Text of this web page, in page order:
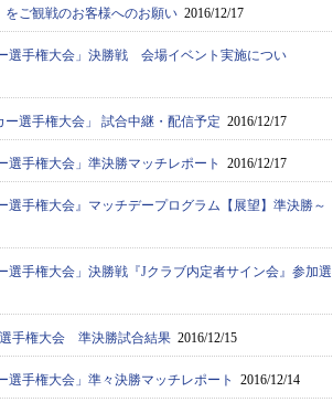
ご観戦のお客様へのお願い 2016/12/17
選手権大会」決勝戦 会場イベント実施につい
選手権大会」 試合中継・配信予定 2016/12/17
選手権大会」準決勝マッチレポート 2016/12/17
選手権大会』マッチデープログラム【展望】準決勝～
選手権大会」決勝戦『Jクラブ内定者サイン会』参加選
手権大会 準決勝試合結果 2016/12/15
選手権大会」準々決勝マッチレポート 2016/12/14